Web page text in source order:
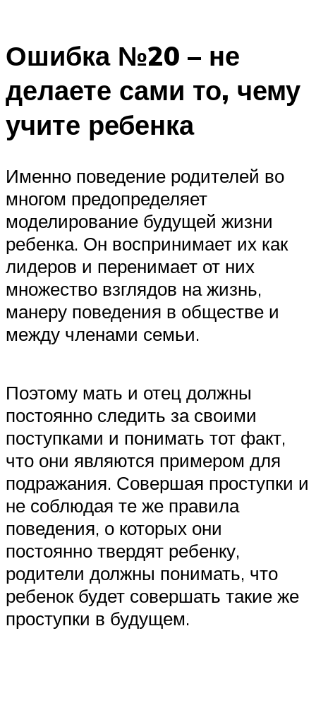
Ошибка №20 – не
делаете сами то, чему
учите ребенка
Именно поведение родителей во
многом предопределяет
моделирование будущей жизни
ребенка. Он воспринимает их как
лидеров и перенимает от них
множество взглядов на жизнь,
манеру поведения в обществе и
между членами семьи.
Поэтому мать и отец должны
постоянно следить за своими
поступками и понимать тот факт,
что они являются примером для
подражания. Совершая проступки и
не соблюдая те же правила
поведения, о которых они
постоянно твердят ребенку,
родители должны понимать, что
ребенок будет совершать такие же
проступки в будущем.